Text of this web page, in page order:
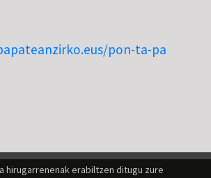
hirugarrenenak erabiltzen ditugu zure
pon-ta-pa